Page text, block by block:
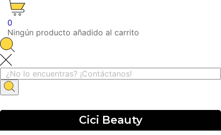
0
Ningún producto añadido al carrito
Cici Beauty